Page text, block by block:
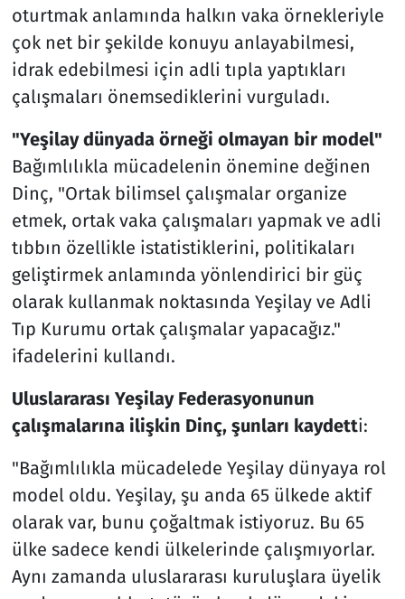
oturtmak anlamında halkın vaka örnekleriyle
çok net bir şekilde konuyu anlayabilmesi,
idrak edebilmesi için adli tıpla yaptıkları
çalışmaları önemsediklerini vurguladı.
"Yeşilay dünyada örneği olmayan bir model"
Bağımlılıkla mücadelenin önemine değinen
Dinç, "Ortak bilimsel çalışmalar organize
etmek, ortak vaka çalışmaları yapmak ve adli
tıbbın özellikle istatistiklerini, politikaları
geliştirmek anlamında yönlendirici bir güç
olarak kullanmak noktasında Yeşilay ve Adli
Tıp Kurumu ortak çalışmalar yapacağız."
ifadelerini kullandı.
Uluslararası Yeşilay Federasyonunun
çalışmalarına ilişkin Dinç, şunları kaydetti:
"Bağımlılıkla mücadelede Yeşilay dünyaya rol
model oldu. Yeşilay, şu anda 65 ülkede aktif
olarak var, bunu çoğaltmak istiyoruz. Bu 65
ülke sadece kendi ülkelerinde çalışmıyorlar.
Aynı zamanda uluslararası kuruluşlara üyelik